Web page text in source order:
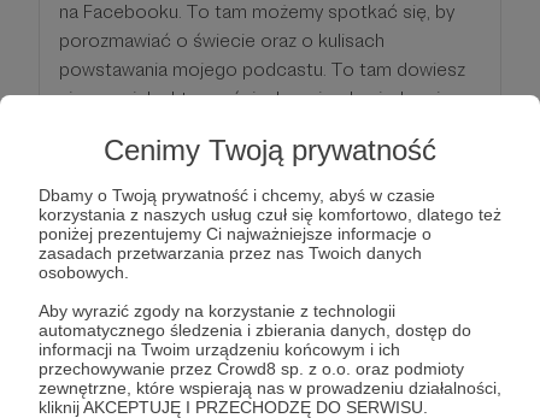
Cenimy Twoją prywatność
Dbamy o Twoją prywatność i chcemy, abyś w czasie
korzystania z naszych usług czuł się komfortowo, dlatego też
poniżej prezentujemy Ci najważniejsze informacje o
zasadach przetwarzania przez nas Twoich danych
osobowych.
Aby wyrazić zgody na korzystanie z technologii
automatycznego śledzenia i zbierania danych, dostęp do
informacji na Twoim urządzeniu końcowym i ich
przechowywanie przez Crowd8 sp. z o.o. oraz podmioty
zewnętrzne, które wspierają nas w prowadzeniu działalności,
kliknij AKCEPTUJĘ I PRZECHODZĘ DO SERWISU.
na Facebooku. To tam możemy spotkać się, by
porozmawiać o świecie oraz o kulisach
powstawania mojego podcastu. To tam dowiesz
się o moich aktywnościach zanim dowiedzą się
Patroni: 61
100 zł miesięcznie
W Gruzji na “100” powiedzą “asi”. Jest krótko i
konkretnie. I rzeczywiście, tak znacząca suma